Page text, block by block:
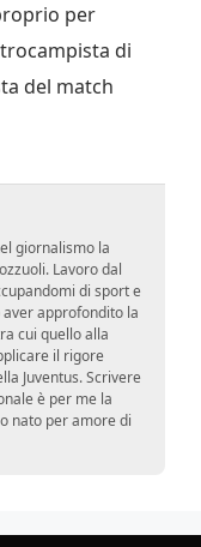
per
di
del match
giornalismo la
Lavoro dal
di sport e
approfondito la
cui quello alla
il rigore
Juventus. Scrivere
è per me la
nato per amore di